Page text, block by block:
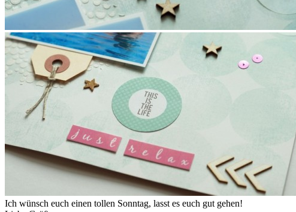
Ich wünsch euch einen tollen Sonntag, lasst es euch gut gehen!